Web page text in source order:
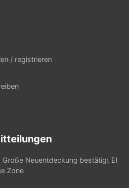
/ registrieren
Neuentdeckung bestätigt El
Zone